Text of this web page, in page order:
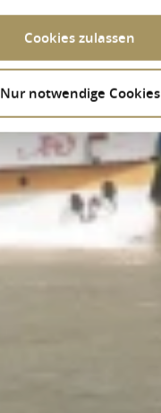
Cookies zulassen
Nur notwendige Cookies